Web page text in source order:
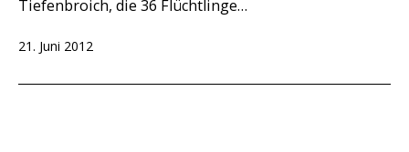
Tiefenbroich, die 36 Flüchtlinge…
Veröffentlicht
21. Juni 2012